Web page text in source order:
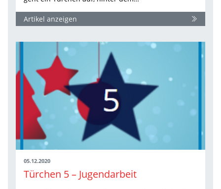
Artikel anzeigen
05.12.2020
Türchen 5 – Jugendarbeit